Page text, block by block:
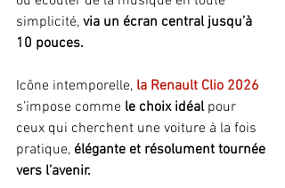
simplicité, via un écran central jusqu’à
10 pouces.
Icône intemporelle, la Renault Clio 2026
s’impose comme le choix idéal pour
ceux qui cherchent une voiture à la fois
pratique, élégante et résolument tournée
vers l’avenir.